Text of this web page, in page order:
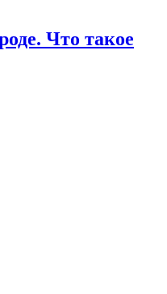
Что такое